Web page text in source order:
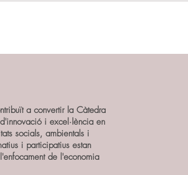
a convertir la Càtedra
i excel·lència en
socials, ambientals i
i participatius estan
de l'economia